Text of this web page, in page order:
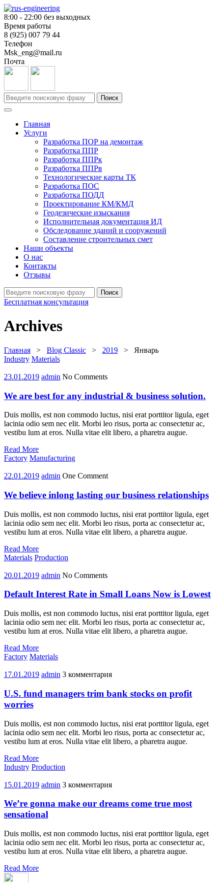
Skip
to
content
8:00 - 22:00 без выходных
Время работы
8 (925) 007 79 44
Телефон
Msk_eng@mail.ru
Почта
Search
for:
Поиск
Главная
Услуги
Разработка ПОР на демонтаж
Разработка ППР
Разработка ППРк
Разработка ППРв
Технологические карты ТК
Разработка ПОС
Разработка ПОДД
Проектирование КM/КМД
Геодезические изыскания
Исполнительная документация ИД
Обследование зданий и сооружений
Составление строительных смет
Наши объекты
О нас
Контакты
Отзывы
Search
for:
Поиск
Бесплатная консультация
Archives
Главная > Blog Classic > 2019 > Январь
Industry Materials
23.01.2019 admin No Comments
We are best for any industrial & business solution.
Duis mollis, est non commodo luctus, nisi erat porttitor ligula, eget
lacinia odio sem nec elit. Morbi leo risus, porta ac consectetur ac,
vestibu lum at eros. Nulla vitae elit libero, a pharetra augue.
Read More
Factory Manufacturing
22.01.2019 admin One Comment
We believe inlong lasting our business relationships
Duis mollis, est non commodo luctus, nisi erat porttitor ligula, eget
lacinia odio sem nec elit. Morbi leo risus, porta ac consectetur ac,
vestibu lum at eros. Nulla vitae elit libero, a pharetra augue.
Read More
Materials Production
20.01.2019 admin No Comments
Default Interest Rate in Small Loans Now is Lowest
Duis mollis, est non commodo luctus, nisi erat porttitor ligula, eget
lacinia odio sem nec elit. Morbi leo risus, porta ac consectetur ac,
vestibu lum at eros. Nulla vitae elit libero, a pharetra augue.
Read More
Factory Materials
17.01.2019 admin 3 комментария
U.S. fund managers trim bank stocks on profit
worries
Duis mollis, est non commodo luctus, nisi erat porttitor ligula, eget
lacinia odio sem nec elit. Morbi leo risus, porta ac consectetur ac,
vestibu lum at eros. Nulla vitae elit libero, a pharetra augue.
Read More
Industry Production
15.01.2019 admin 3 комментария
We’re gonna make our dreams come true most
sensational
Duis mollis, est non commodo luctus, nisi erat porttitor ligula, eget
lacinia odio sem nec elit. Morbi leo risus, porta ac consectetur ac,
vestibu lum at eros. Nulla vitae elit libero, a pharetra augue.
Read More